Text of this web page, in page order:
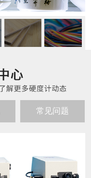
常见问题